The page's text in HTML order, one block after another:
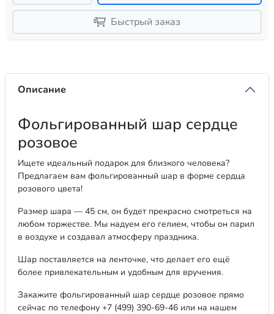
Быстрый заказ
Описание
Фольгированный шар сердце
розовое
Ищете идеальный подарок для близкого человека?
Предлагаем вам фольгированный шар в форме сердца
розового цвета!
Размер шара — 45 см, он будет прекрасно смотреться на
любом торжестве. Мы надуем его гелием, чтобы он парил
в воздухе и создавал атмосферу праздника.
Шар поставляется на ленточке, что делает его ещё
более привлекательным и удобным для вручения.
Закажите фольгированный шар сердце розовое прямо
сейчас по телефону +7 (499) 390-69-46 или на нашем